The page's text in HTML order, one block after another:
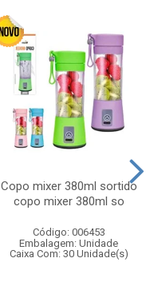
Copo mixer 380ml sortido
copo mixer 380ml so
Código: 006453
Embalagem: Unidade
Caixa Com: 30 Unidade(s)